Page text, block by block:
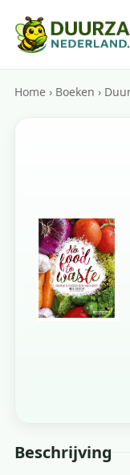
Home › Boeken ›
Beschrijving